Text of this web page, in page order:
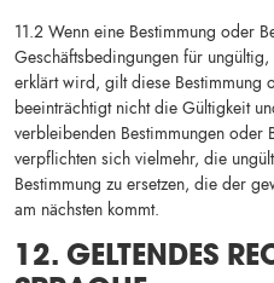
11.2 Wenn eine Bestimmung oder
Geschäftsbedingungen für
erklärt wird, gilt diese Bestimmung
beeinträchtigt nicht die Gültigkeit
verbleibenden Bestimmungen oder
verpflichten sich vielmehr, die
Bestimmung zu ersetzen, die der
am nächsten kommt.
12. GELTENDES